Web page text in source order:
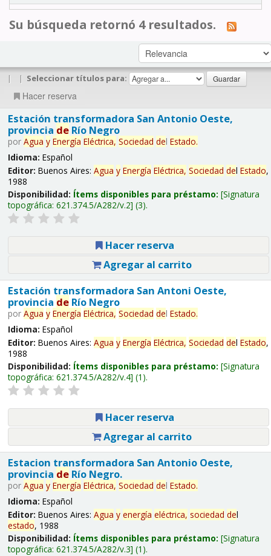
Su búsqueda retornó 4 resultados.
| | Seleccionar títulos para:
Hacer reserva
Estación transformadora San Antonio Oeste,
provincia deRío Negro
por Agua y Energía Eléctrica, Sociedad del Estado.
Idioma: Español
Editor: Buenos Aires: Agua y Energía Eléctrica, Sociedad del Estado,
1988
Disponibilidad: Ítems disponibles para préstamo: Signatura
topográfica: 621.374.5/A282/v.2 (3).
Hacer reserva
Agregar al carrito
Estación transformadora San Antoni Oeste,
provincia deRío Negro
por Agua y Energía Eléctrica, Sociedad del Estado.
Idioma: Español
Editor: Buenos Aires: Agua y Energía Eléctrica, Sociedad del Estado,
1988
Disponibilidad: Ítems disponibles para préstamo: Signatura
topográfica: 621.374.5/A282/v.4 (1).
Hacer reserva
Agregar al carrito
Estacion transformadora San Antonio Oeste,
provincia deRío Negro.
por Agua y Energía Eléctrica, Sociedad del Estado.
Idioma: Español
Editor: Buenos Aires: Agua y energía eléctrica, sociedad del
estado, 1988
Disponibilidad: Ítems disponibles para préstamo: Signatura
topográfica: 621.374.5/A282/v.3 (1).